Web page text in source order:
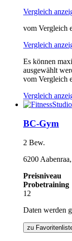
Vergleich
vom Vergleich
Vergleich
Es können
ausgewählt
vom Vergleich
Vergleich
BC-Gym
2 Bew.
6200
Preisniveau
Probetraining
12
Daten werden
zu